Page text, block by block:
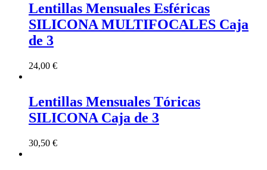
Lentillas Mensuales Esféricas
SILICONA MULTIFOCALES Caja
de 3
24,00 €
Lentillas Mensuales Tóricas
SILICONA Caja de 3
30,50 €